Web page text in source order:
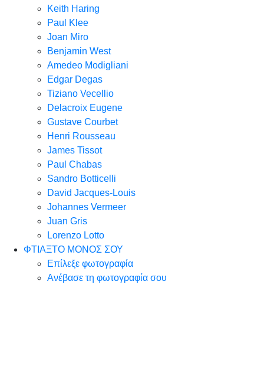
Keith Haring
Paul Klee
Joan Miro
Benjamin West
Amedeo Modigliani
Edgar Degas
Tiziano Vecellio
Delacroix Eugene
Gustave Courbet
Henri Rousseau
James Tissot
Paul Chabas
Sandro Botticelli
David Jacques-Louis
Johannes Vermeer
Juan Gris
Lorenzo Lotto
ΦΤΙΑΞΤΟ ΜΟΝΟΣ ΣΟΥ
Επίλεξε φωτογραφία
Ανέβασε τη φωτογραφία σου